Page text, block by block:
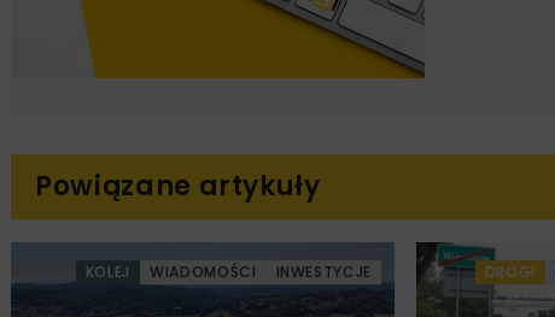
Powiązane artykuły
KOLEJ WIADOMOŚCI INWESTYCJE DROGI